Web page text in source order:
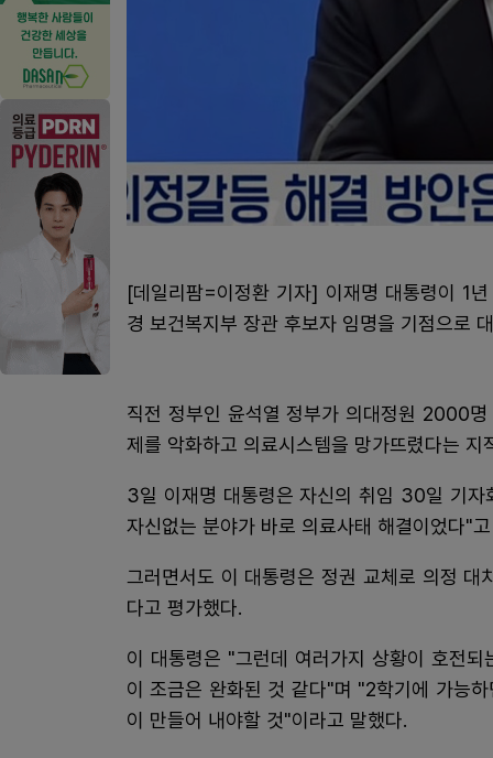
[데일리팜=이정환 기자] 이재명 대통령이 1
경 보건복지부 장관 후보자 임명을 기점으로
직전 정부인 윤석열 정부가 의대정원 2000
제를 악화하고 의료시스템을 망가뜨렸다는 지
3일 이재명 대통령은 자신의 취임 30일 기자
자신없는 분야가 바로 의료사태 해결이었다"
그러면서도 이 대통령은 정권 교체로 의정
다고 평가했다.
이 대통령은 "그런데 여러가지 상황이 호전
이 조금은 완화된 것 같다"며 "2학기에 가능
이 만들어 내야할 것"이라고 말했다.